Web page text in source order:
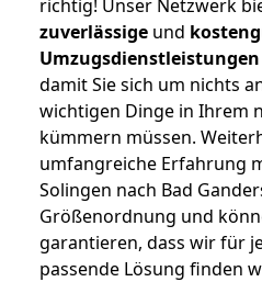
richtig! Unser Netzwerk
zuverlässige und
Umzugsdienstleistungen
damit Sie sich um nichts
wichtigen Dinge in Ihrem
kümmern müssen.
umfangreiche Erfahrung
Solingen nach Bad
Größenordnung und
garantieren, dass wir für
passende Lösung finden